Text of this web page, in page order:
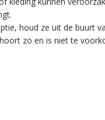
houd ze uit de buurt
zo en is niet te